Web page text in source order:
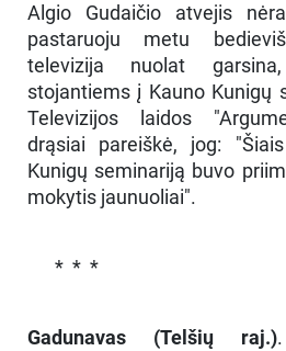
Algio Gudaičio atvejis
pastaruoju metu
televizija nuolat
stojantiems į Kauno Kunigų
Televizijos laidos
drąsiai pareiškė, jog:
Kunigų seminariją buvo
mokytis jaunuoliai".
* * *
Gadunavas (Telšių raj.)